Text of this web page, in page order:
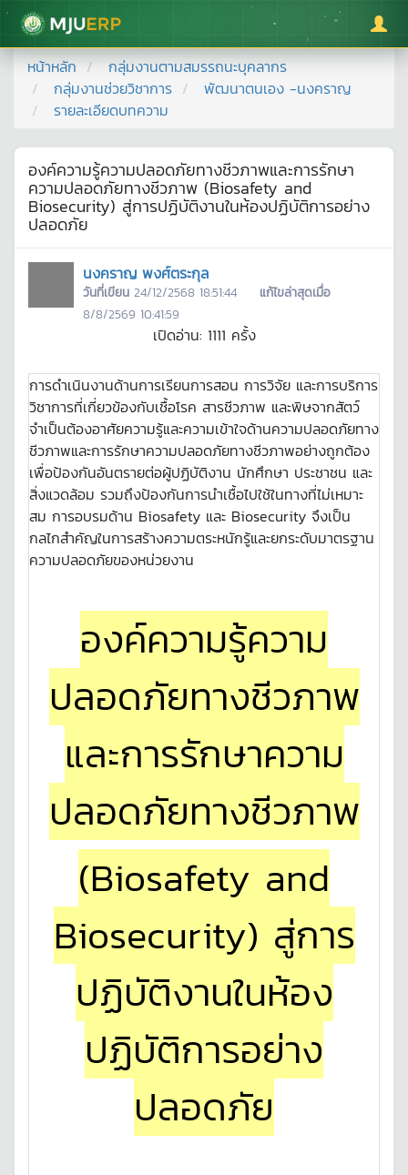
มหาวิทยาลัยแม่โจ้
หน้าหลัก
กลุ่มงานตามสมรรถนะบุคลากร
กลุ่มงานช่วยวิชาการ
พัฒนาตนเอง -นงคราญ
รายละเอียดบทความ
องค์ความรู้ความปลอดภัยทางชีวภาพและการรักษา
ความปลอดภัยทางชีวภาพ (Biosafety and
Biosecurity) สู่การปฏิบัติงานในห้องปฏิบัติการอย่าง
ปลอดภัย
นงคราญ พงศ์ตระกุล
วันที่เขียน 24/12/2568 18:51:44
แก้ไขล่าสุดเมื่อ
8/8/2569 10:41:59
เปิดอ่าน: 1111 ครั้ง
การดำเนินงานด้านการเรียนการสอน การวิจัย และการบริการ
วิชาการที่เกี่ยวข้องกับเชื้อโรค สารชีวภาพ และพิษจากสัตว์
จำเป็นต้องอาศัยความรู้และความเข้าใจด้านความปลอดภัยทาง
ชีวภาพและการรักษาความปลอดภัยทางชีวภาพอย่างถูกต้อง
เพื่อป้องกันอันตรายต่อผู้ปฏิบัติงาน นักศึกษา ประชาชน และ
สิ่งแวดล้อม รวมถึงป้องกันการนำเชื้อไปใช้ในทางที่ไม่เหมาะ
สม การอบรมด้าน Biosafety และ Biosecurity จึงเป็น
กลไกสำคัญในการสร้างความตระหนักรู้และยกระดับมาตรฐาน
ความปลอดภัยของหน่วยงาน
องค์ความรู้ความ
ปลอดภัยทางชีวภาพ
และการรักษาความ
ปลอดภัยทางชีวภาพ
(Biosafety and
Biosecurity) สู่การ
ปฏิบัติงานในห้อง
ปฏิบัติการอย่าง
ปลอดภัย